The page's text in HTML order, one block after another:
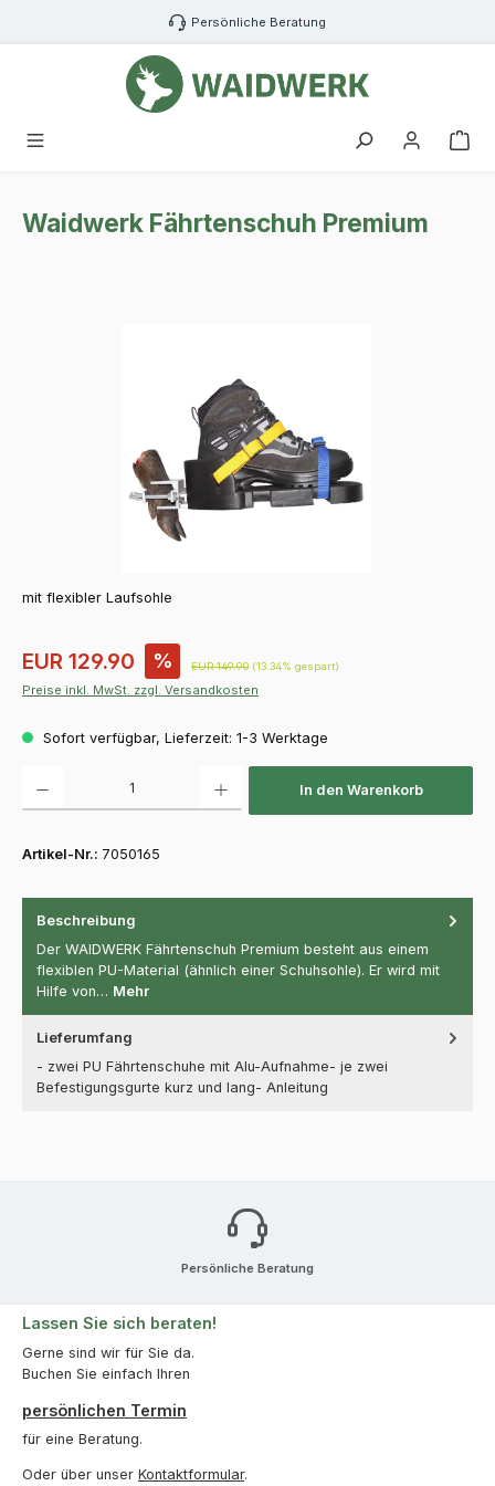
Zum Hauptinhalt springen Persönliche Beratung
Waidwerk Fährtenschuh Premium
mit flexibler Laufsohle
Verkaufspreis:
EUR 129.90 % Regulärer Preis:
EUR 149.90 (13.34% gespart)
Preise inkl. MwSt. zzgl. Versandkosten
Sofort verfügbar, Lieferzeit: 1-3 Werktage
In den Warenkorb
Artikel-Nr.: 7050165
Beschreibung
Der WAIDWERK Fährtenschuh Premium besteht aus einem
flexiblen PU-Material (ähnlich einer Schuhsohle). Er wird mit
Hilfe von… Mehr
Lieferumfang
- zwei PU Fährtenschuhe mit Alu-Aufnahme- je zwei
Befestigungsgurte kurz und lang- Anleitung
Persönliche Beratung
Lassen Sie sich beraten!
Gerne sind wir für Sie da.
Buchen Sie einfach Ihren
persönlichen Termin
für eine Beratung.
Oder über unser Kontaktformular.